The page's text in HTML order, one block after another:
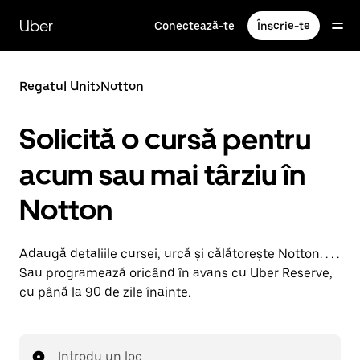
direct
conținutul
principal
Uber Conectează-te Înscrie-te
Regatul Unit>Notton
Solicită o cursă pentru
acum sau mai târziu în
Notton
Adaugă detaliile cursei, urcă și călătorește Notton. . . .
Sau programează oricând în avans cu Uber Reserve,
cu până la 90 de zile înainte.
Introdu un loc